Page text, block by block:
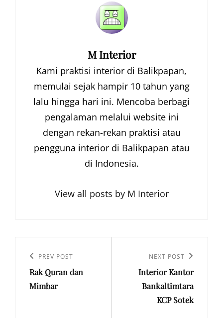
Author:
M Interior
Kami praktisi interior di Balikpapan,
memulai sejak hampir 10 tahun yang
lalu hingga hari ini. Mencoba berbagi
pengalaman melalui website ini
dengan rekan-rekan praktisi atau
pengguna interior di Balikpapan atau
di Indonesia.
View all posts by M Interior
posPrevious
Post
PREV POST
Rak Quran dan
Mimbar
Post
NEXT POST
Interior Kantor
Bankaltimtara
KCP Sotek